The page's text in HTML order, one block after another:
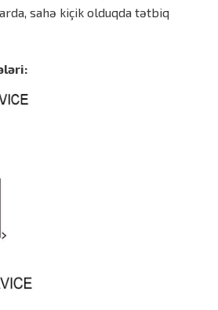
sahə kiçik olduqda tətbiq